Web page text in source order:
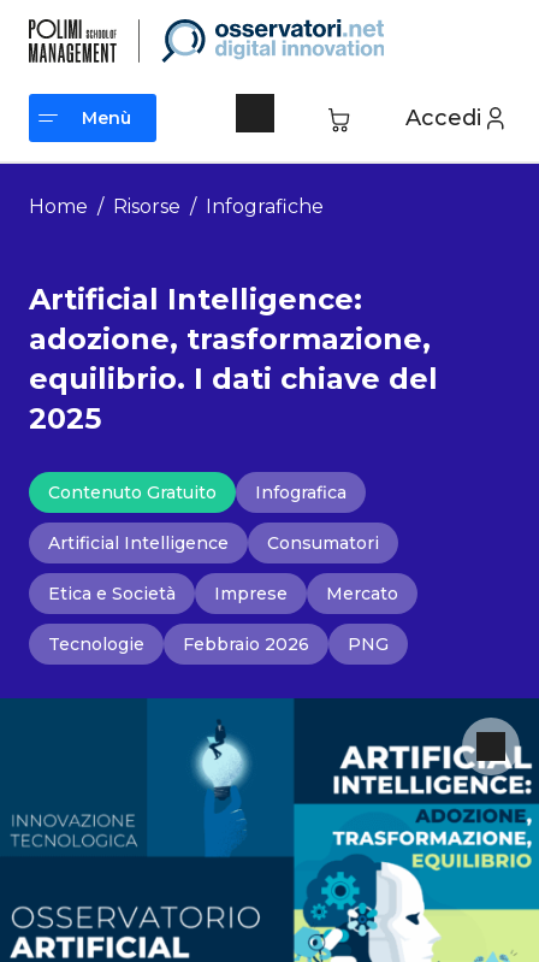
contenuto
Accedi
Menù
Menù
Home / Risorse / Infografiche
Artificial Intelligence:
adozione, trasformazione,
equilibrio. I dati chiave del
2025
Contenuto Gratuito Infografica
Artificial Intelligence Consumatori
Etica e Società Imprese Mercato
Tecnologie Febbraio 2026 PNG